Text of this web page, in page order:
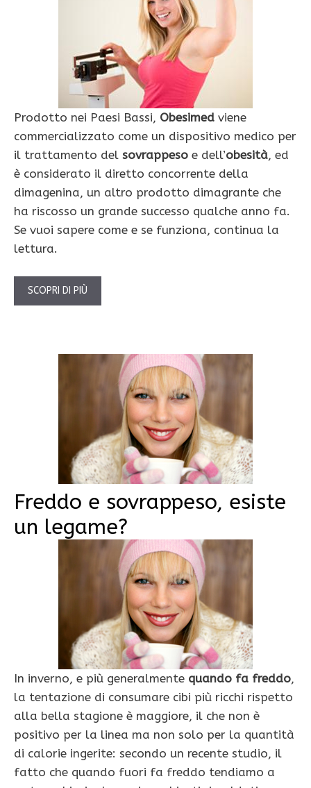
Prodotto nei Paesi Bassi, Obesimed viene
commercializzato come un dispositivo medico per
il trattamento del sovrappeso e dell’obesità, ed
è considerato il diretto concorrente della
dimagenina, un altro prodotto dimagrante che
ha riscosso un grande successo qualche anno fa.
Se vuoi sapere come e se funziona, continua la
lettura.
SCOPRI DI PIÙ
Freddo e sovrappeso, esiste
un legame?
In inverno, e più generalmente quando fa freddo,
la tentazione di consumare cibi più ricchi rispetto
alla bella stagione è maggiore, il che non è
positivo per la linea ma non solo per la quantità
di calorie ingerite: secondo un recente studio, il
fatto che quando fuori fa freddo tendiamo a